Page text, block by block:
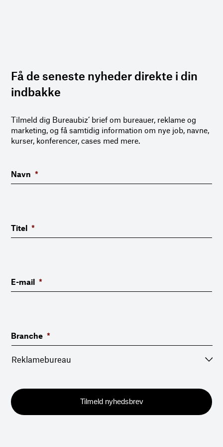
Få de seneste nyheder direkte i din
indbakke
Tilmeld dig Bureaubiz’ brief om bureauer, reklame og
marketing, og få samtidig information om nye job, navne,
kurser, konferencer, cases med mere.
Navn *
Titel *
E-mail *
Branche *